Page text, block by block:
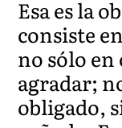
Esa es la
consiste
no sólo
agradar;
obligado,